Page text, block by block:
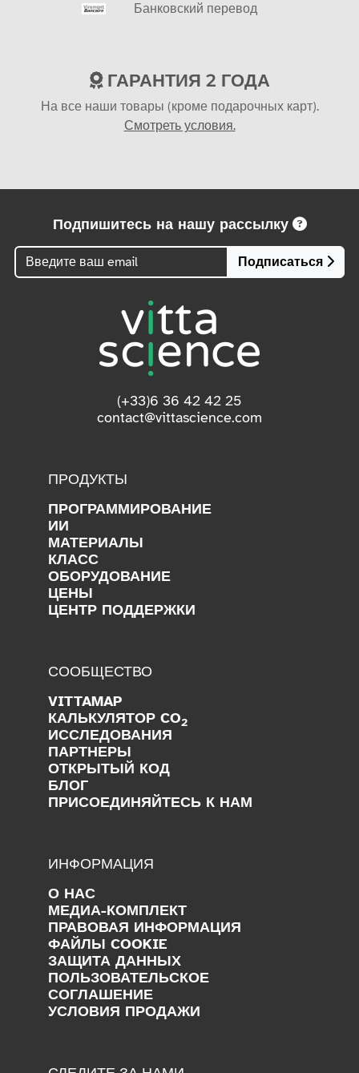
Банковский перевод
ГАРАНТИЯ 2 ГОДА
На все наши товары (кроме подарочных карт).
Смотреть условия.
Подпишитесь на нашу рассылку
Подписаться
(+33)6 36 42 42 25
contact@vittascience.com
ПРОДУКТЫ
ПРОГРАММИРОВАНИЕ
ИИ
МАТЕРИАЛЫ
КЛАСС
ОБОРУДОВАНИЕ
ЦЕНЫ
ЦЕНТР ПОДДЕРЖКИ
СООБЩЕСТВО
VITTAMAP
КАЛЬКУЛЯТОР CO2
ИССЛЕДОВАНИЯ
ПАРТНЕРЫ
ОТКРЫТЫЙ КОД
БЛОГ
ПРИСОЕДИНЯЙТЕСЬ К НАМ
ИНФОРМАЦИЯ
О НАС
МЕДИА-КОМПЛЕКТ
ПРАВОВАЯ ИНФОРМАЦИЯ
ФАЙЛЫ COOKIE
ЗАЩИТА ДАННЫХ
ПОЛЬЗОВАТЕЛЬСКОЕ
СОГЛАШЕНИЕ
УСЛОВИЯ ПРОДАЖИ